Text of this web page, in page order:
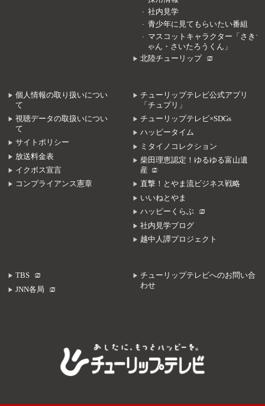
社内見学
青少年に見てもらいたい番組
マスコットキャラクター「さきち
ゃん・さいたろうくん」
北陸チューリップ
個人情報の取り扱いについ
て
視聴データの取扱いについ
て
サイトポリシー
放送料金表
イクボス宣言
コンプライアンス憲章
チューリップテレビ公式アプリ
「チュプリ」
チューリップテレビ×SDGs
ハッピータイム
ミタイノコレクション
柴田理恵認定！ゆるゆる富山遺
産
直撃！とやま流ビジネス戦略
いいねとやま
ハッピーくらぶ
社内見学ブログ
越中人譚プロジェクト
TBS
JNN各局
チューリップテレビへのお問い合
わせ